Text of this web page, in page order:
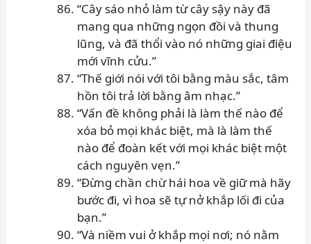
“Cây sáo nhỏ làm từ cây sậy này đã
mang qua những ngọn đồi và thung
lũng, và đã thổi vào nó những giai điệu
mới vĩnh cửu.”
“Thế giới nói với tôi bằng màu sắc, tâm
hồn tôi trả lời bằng âm nhạc.”
“Vấn đề không phải là làm thế nào để
xóa bỏ mọi khác biệt, mà là làm thế
nào để đoàn kết với mọi khác biệt một
cách nguyên vẹn.”
“Đừng chần chừ hái hoa về giữ mà hãy
bước đi, vì hoa sẽ tự nở khắp lối đi của
bạn.”
“Và niềm vui ở khắp mọi nơi; nó nằm